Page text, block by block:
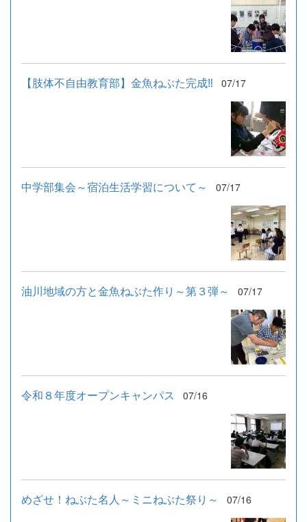
【肢体不自由教育部】金魚ねぶた完成‼ 07/17
中学部集会～宿泊生活学習について～ 07/17
油川地域の方と金魚ねぶた作り～第３弾～ 07/17
令和８年度オープンキャンパス 07/16
めざせ！ねぶた名人～ミニねぶた祭り～ 07/16